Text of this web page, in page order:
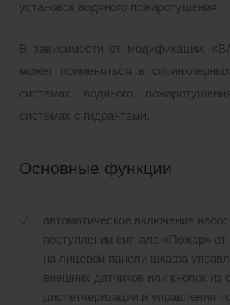
установок водяного пожаротушения.
В зависимости от модификации,
может применяться в
системах водяного
системах с гидрантами.
Основные функции
автоматическое включение
поступлении сигнала «Пожар»
на лицевой панели шкафа
внешних датчиков или кнопок из
диспетчеризации и управления